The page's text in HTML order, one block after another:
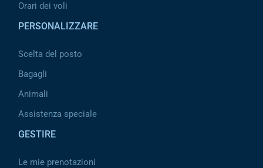
Orari dei voli
PERSONALIZZARE
Scelta del posto
Bagagli
Animali
Assistenza speciale
GESTIRE
Le mie prenotazioni